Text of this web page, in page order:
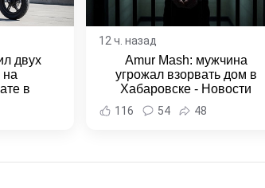
двух
на
в
Амуре -
и
12 ч. назад
Amur Mash: мужчина
угрожал взорвать дом в
Хабаровске - Новости
Хабаровска и Хабаровского
края
116 54 48